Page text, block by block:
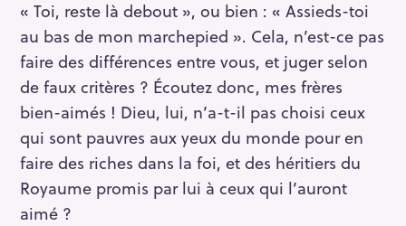
« Toi, reste là debout », ou bien : « Assieds-toi
au bas de mon marchepied ». Cela, n’est-ce pas
faire des différences entre vous, et juger selon
de faux critères ? Écoutez donc, mes frères
bien-aimés ! Dieu, lui, n’a-t-il pas choisi ceux
qui sont pauvres aux yeux du monde pour en
faire des riches dans la foi, et des héritiers du
Royaume promis par lui à ceux qui l’auront
aimé ?